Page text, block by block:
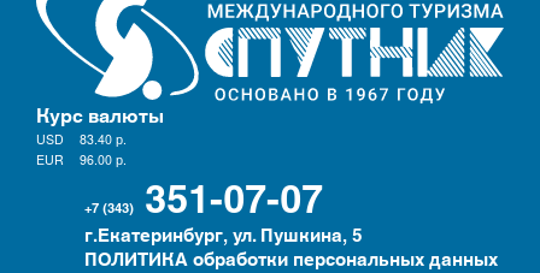
Курс валюты
USD 83.40 р.
EUR
96.00 р.
+7 (343) 351-07-07
г.Екатеринбург, ул. Пушкина, 5
ПОЛИТИКА обработки персональных данных